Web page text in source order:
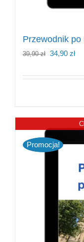
Przewodnik
39,90zł Pierwotna
34,90 zł
Promocja!